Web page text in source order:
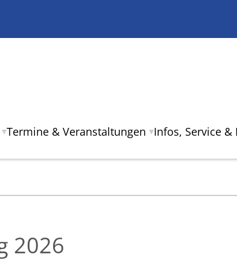
2026
Termine & Veranstaltungen Infos, Service &